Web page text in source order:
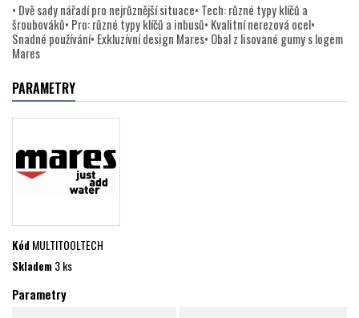
• Dvě sady nářadí pro nejrůznější situace• Tech: různé typy klíčů a
šroubováků• Pro: různé typy klíčů a inbusů• Kvalitní nerezová ocel•
Snadné používání• Exkluzívní design Mares• Obal z lisované gumy s logem
Mares
PARAMETRY
KódMULTITOOLTECH
Skladem3 ks
Parametry